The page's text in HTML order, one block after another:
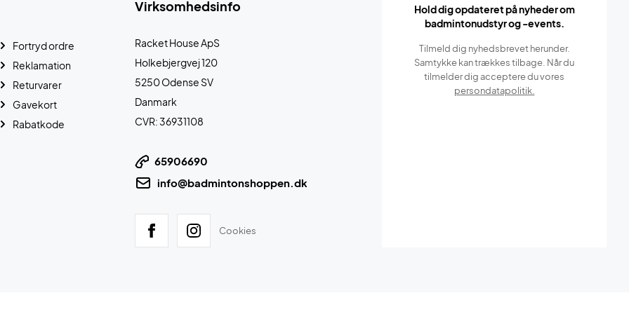
Virksomhedsinfo
Racket House ApS
Holkebjergvej 120
5250 Odense SV
Danmark
CVR: 36931108
65906690
info@badmintonshoppen.dk
Cookies
Fortryd ordre
Reklamation
Returvarer
Gavekort
Rabatkode
Hold dig opdateret på nyheder om
badmintonudstyr og -events.
Tilmeld dig nyhedsbrevet herunder.
Samtykke kan trækkes tilbage. Når du
tilmelder dig acceptere du vores
persondatapolitik.